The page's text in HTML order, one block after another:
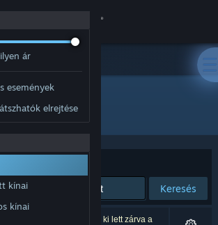
ár
események
elrejtése
kínai
kínai
Keresés
a keresésednek. 3 termék ki lett zárva a